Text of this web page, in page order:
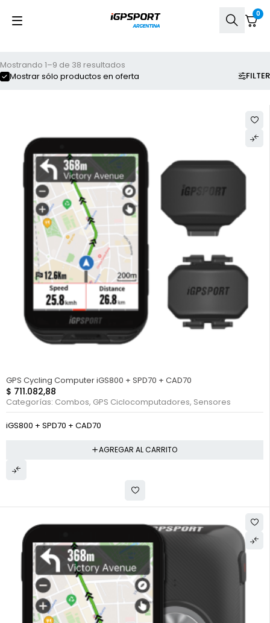
0
FILTER
Mostrando 1–9 de 38 resultados
Mostrar sólo productos en oferta
GPS Cycling Computer iGS800 + SPD70 + CAD70
$ 711.082,88
Categorías: Combos, GPS Ciclocomputadores, Sensores
iGS800 + SPD70 + CAD70
AGREGAR AL CARRITO